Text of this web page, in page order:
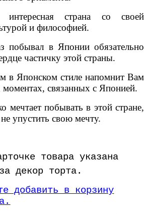
страна со своей
и философией.
побывал в Японии обязательно
частичку этой страны.
в Японском стиле напомнит Вам
связанных с Японией.
мечтает побывать в этой стране,
упустить свою мечту.
товара указана
декор торта.
добавить в корзину